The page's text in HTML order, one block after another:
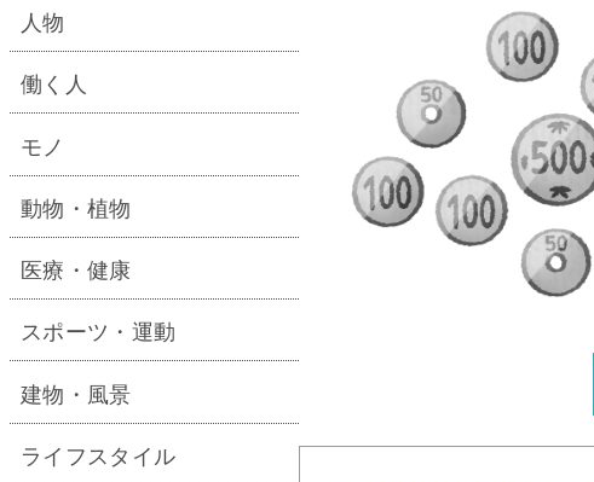
人物
働く人
モノ
動物・植物
医療・健康
スポーツ・運動
建物・風景
ライフスタイル